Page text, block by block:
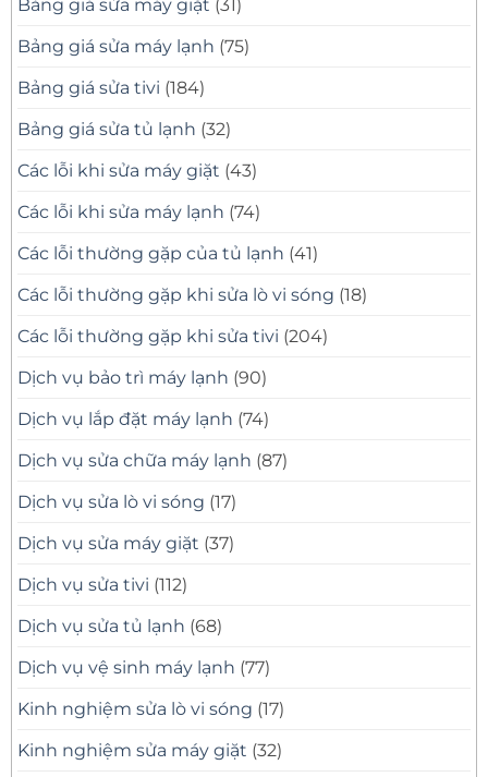
–
Giỏi,
Bảng giá sửa máy giặt (31)
Bảng giá sửa máy lạnh (75)
Bảng giá sửa tivi (184)
Bảng giá sửa tủ lạnh (32)
Các lỗi khi sửa máy giặt (43)
Các lỗi khi sửa máy lạnh (74)
Các lỗi thường gặp của tủ lạnh (41)
Các lỗi thường gặp khi sửa lò vi sóng (18)
Các lỗi thường gặp khi sửa tivi (204)
Dịch vụ bảo trì máy lạnh (90)
Dịch vụ lắp đặt máy lạnh (74)
Dịch vụ sửa chữa máy lạnh (87)
Dịch vụ sửa lò vi sóng (17)
Dịch vụ sửa máy giặt (37)
Dịch vụ sửa tivi (112)
Dịch vụ sửa tủ lạnh (68)
Dịch vụ vệ sinh máy lạnh (77)
Kinh nghiệm sửa lò vi sóng (17)
Kinh nghiệm sửa máy giặt (32)